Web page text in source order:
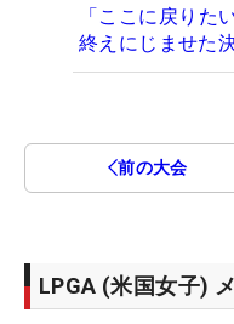
「ここに戻り
終えにじませた
前の大会
LPGA (米国女子)